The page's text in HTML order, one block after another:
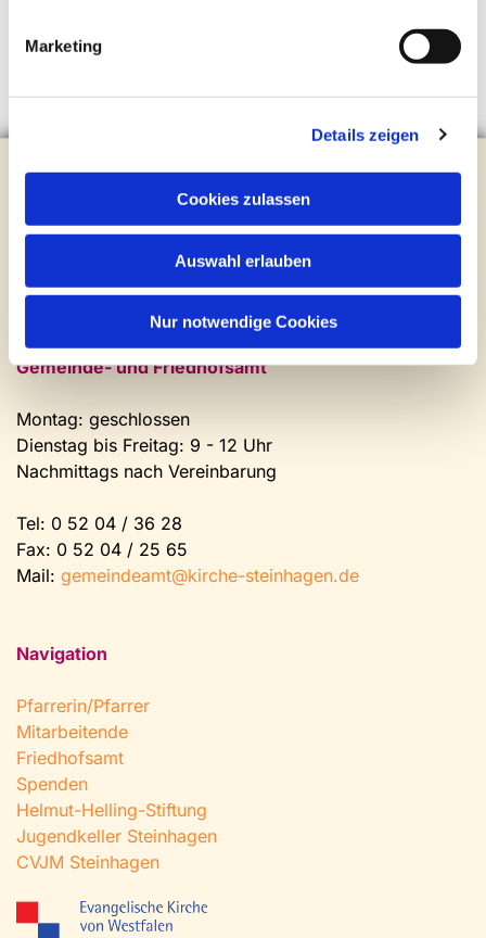
Marketing
Details zeigen
Cookies zulassen
Auswahl erlauben
Nur notwendige Cookies
Evangelische Kirchengemeinde Steinhagen
Brockhagener Straße 28 | 33803 Steinhagen
Tel.:0 52 04 / 36 28
Newsletter abonnieren
Kontakt und Öffnungszeiten
Gemeinde- und Friedhofsamt
Montag: geschlossen
Dienstag bis Freitag: 9 - 12 Uhr
Nachmittags nach Vereinbarung
Tel: 0 52 04 / 36 28
Fax: 0 52 04 / 25 65
Mail: gemeindeamt@kirche-steinhagen.de
Navigation
Pfarrerin/Pfarrer
Mitarbeitende
Friedhofsamt
Spenden
Helmut-Helling-Stiftung
Jugendkeller Steinhagen
CVJM Steinhagen